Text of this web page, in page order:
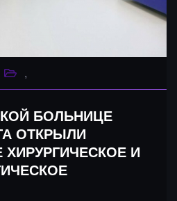
БОЛЬНИЦЕ
ОТКРЫЛИ
И